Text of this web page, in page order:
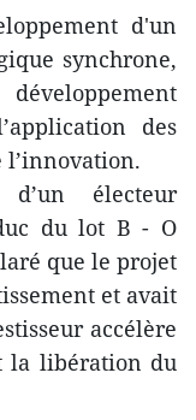
d'un
synchrone,
des
l’innovation.
électeur
du lot B - O
que le projet
et avait
accélère
la libération du